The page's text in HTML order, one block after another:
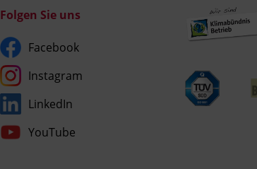
Folgen Sie uns
Facebook
Instagram
LinkedIn
YouTube